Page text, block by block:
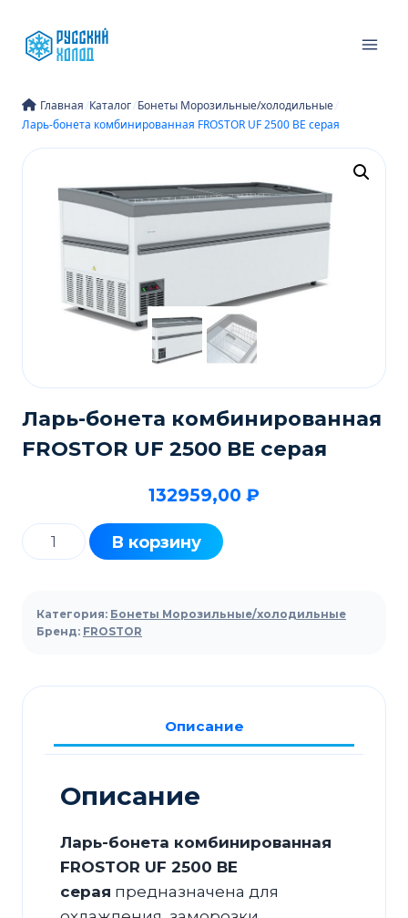
содержимому
Главная/Каталог/Бонеты Морозильные/холодильные/
Ларь-бонета комбинированная FROSTOR UF 2500 ВЕ серая
Ларь-бонета комбинированная
FROSTOR UF 2500 ВЕ серая
132959,00 ₽
Количество
товара
бонета
комбинированная
UF
2500
серая
В корзину
Категория: Бонеты Морозильные/холодильные
Бренд: FROSTOR
Описание
Описание
Ларь-бонета комбинированная
FROSTOR UF 2500 ВЕ
серая предназначена для